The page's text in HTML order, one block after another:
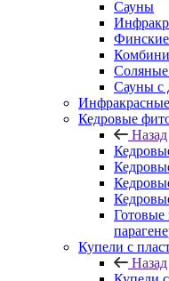
Сауны
Сауны с
Кедровые
Назад
Готовые
Купели с
Назад